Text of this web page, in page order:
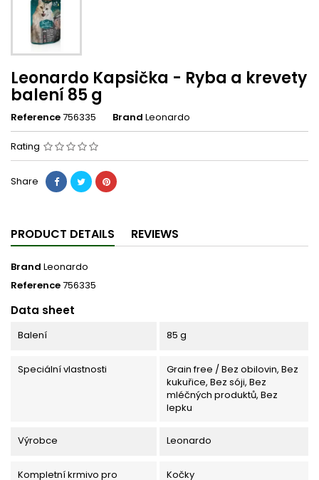
Leonardo Kapsička - Ryba a krevety
balení 85 g
Reference756335 Brand Leonardo
Rating
Share
PRODUCT DETAILS REVIEWS
Brand Leonardo
Reference756335
Data sheet
Balení 85 g
Speciální vlastnosti
Grain free / Bez obilovin, Bez
kukuřice, Bez sóji, Bez
mléčných produktů, Bez
lepku
Výrobce Leonardo
Kompletní krmivo pro Kočky